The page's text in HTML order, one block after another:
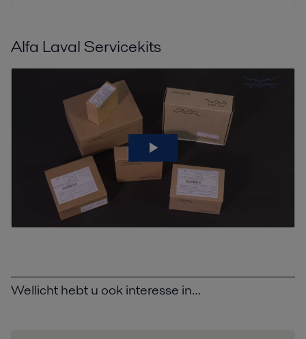
Alfa Laval Servicekits
Wellicht hebt u ook interesse in…